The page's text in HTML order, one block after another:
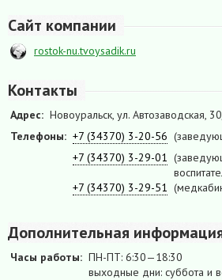
Сайт компании
rostok-nu.tvoysadik.ru
Контакты
Адрес: Новоуральск, ул. Автозаводская,
Телефоны: +7 (34370) 3-20-56
+7 (34370) 3-29-01
+7 (34370) 3-29-51
Дополнительная
Часы работы: ПН-ПТ: 6:30—18:30
выходные дни: суббота и